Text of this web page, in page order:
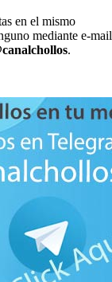
en el mismo
mediante e-mail
.